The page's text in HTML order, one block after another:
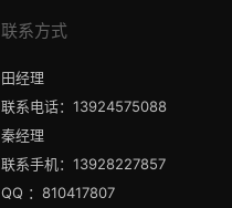
联系方式
田经理
联系电话：13924575088
秦经理
联系手机：13928227857
QQ ：810417807